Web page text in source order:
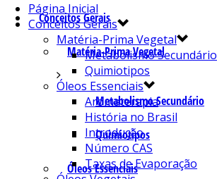
Conceitos Gerais
Matéria-Prima Vegetal
Metabolismo Secundário
Quimiotipos
Óleos Essenciais
Página Inicial
Conceitos Gerais
Matéria-Prima Vegetal
Metabolismo Secundário
Quimiotipos
Óleos Essenciais
Aromaterapia
História no Brasil
Introdução
Número CAS
Taxas de Evaporação